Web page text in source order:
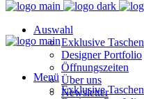
Auswahl
Exklusive Taschen
Designer Portfolio
Öffnungszeiten
Über uns
Newsletter
Menü
Exklusive Taschen